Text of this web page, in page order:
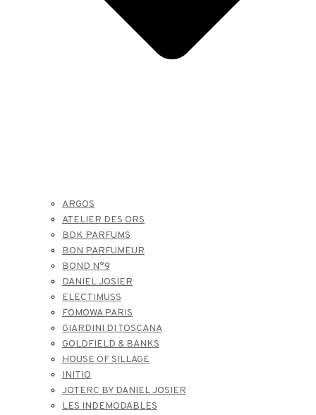
ARGOS
ATELIER DES ORS
BDK PARFUMS
BON PARFUMEUR
BOND N°9
DANIEL JOSIER
ELECTIMUSS
FOMOWA PARIS
GIARDINI DI TOSCANA
GOLDFIELD & BANKS
HOUSE OF SILLAGE
INITIO
JOTERC BY DANIEL JOSIER
LES INDEMODABLES